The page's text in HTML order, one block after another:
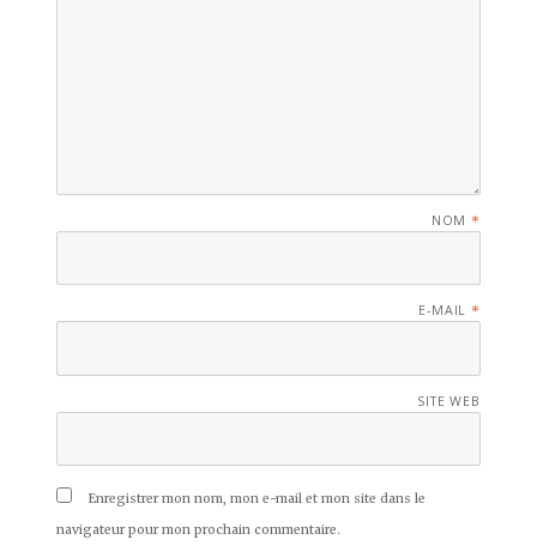
NOM *
E-MAIL *
SITE WEB
Enregistrer mon nom, mon e-mail et mon site dans le
navigateur pour mon prochain commentaire.